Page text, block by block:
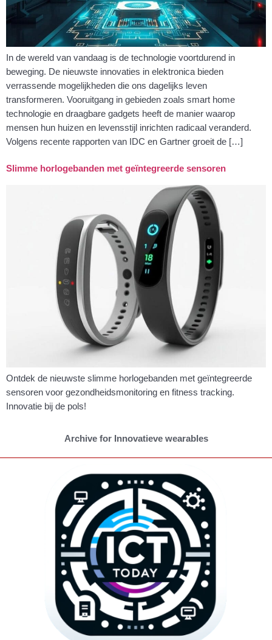
In de wereld van vandaag is de technologie voortdurend in
beweging. De nieuwste innovaties in elektronica bieden
verrassende mogelijkheden die ons dagelijks leven
transformeren. Vooruitgang in gebieden zoals smart home
technologie en draagbare gadgets heeft de manier waarop
mensen hun huizen en levensstijl inrichten radicaal veranderd.
Volgens recente rapporten van IDC en Gartner groeit de […]
Slimme horlogebanden met geïntegreerde sensoren
Ontdek de nieuwste slimme horlogebanden met geïntegreerde
sensoren voor gezondheidsmonitoring en fitness tracking.
Innovatie bij de pols!
Archive for Innovatieve wearables